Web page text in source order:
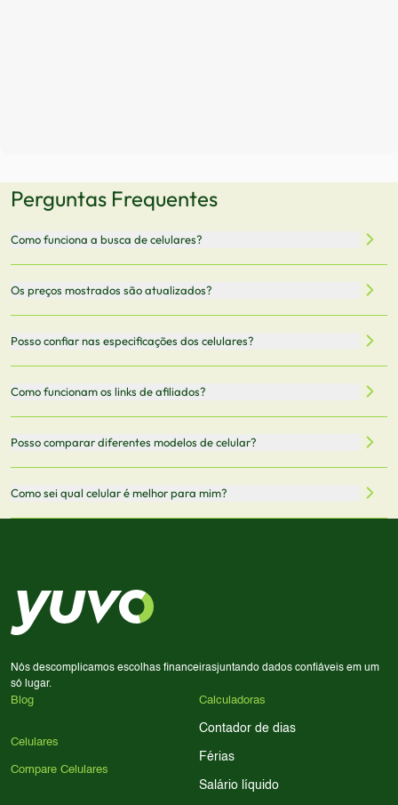
Perguntas Frequentes
Como funciona a busca de celulares?
armazenamento, memória RAM, bateria e conectividade
5G.
Os preços mostrados são atualizados?
vendedor antes de finalizar sua compra.
Posso confiar nas especificações dos celulares?
informações mais recentes de cada modelo.
Como funcionam os links de afiliados?
comissão sem custo adicional para você.
Posso comparar diferentes modelos de celular?
Sim! Você pode selecionar até 3 celulares para comparar
Como sei qual celular é melhor para mim?
processador e bateria são essenciais. Use nossos filtros
para encontrar o celular ideal.
Nós descomplicamos escolhas financeirasjuntando dados confiáveis em um
só lugar.
Blog
Celulares
Compare Celulares
Calculadoras
Contador de dias
Férias
Salário líquido